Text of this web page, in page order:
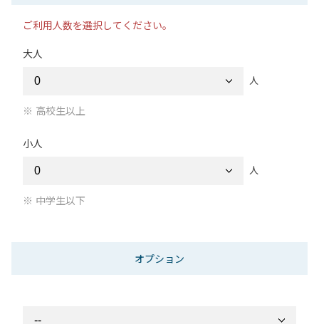
ご利用人数を選択してください。
大人
人
高校生以上
小人
人
中学生以下
オプション